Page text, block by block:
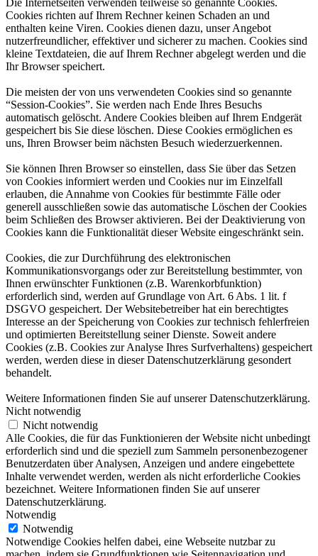
Cookies richten auf Ihrem Rechner keinen Schaden an und
enthalten keine Viren. Cookies dienen dazu, unser Angebot
nutzerfreundlicher, effektiver und sicherer zu machen. Cookies sind
kleine Textdateien, die auf Ihrem Rechner abgelegt werden und die
Ihr Browser speichert.
Die meisten der von uns verwendeten Cookies sind so genannte
“Session-Cookies”. Sie werden nach Ende Ihres Besuchs
automatisch gelöscht. Andere Cookies bleiben auf Ihrem Endgerät
gespeichert bis Sie diese löschen. Diese Cookies ermöglichen es
uns, Ihren Browser beim nächsten Besuch wiederzuerkennen.
Sie können Ihren Browser so einstellen, dass Sie über das Setzen
von Cookies informiert werden und Cookies nur im Einzelfall
erlauben, die Annahme von Cookies für bestimmte Fälle oder
generell ausschließen sowie das automatische Löschen der Cookies
beim Schließen des Browser aktivieren. Bei der Deaktivierung von
Cookies kann die Funktionalität dieser Website eingeschränkt sein.
Cookies, die zur Durchführung des elektronischen
Kommunikationsvorgangs oder zur Bereitstellung bestimmter, von
Ihnen erwünschter Funktionen (z.B. Warenkorbfunktion)
erforderlich sind, werden auf Grundlage von Art. 6 Abs. 1 lit. f
DSGVO gespeichert. Der Websitebetreiber hat ein berechtigtes
Interesse an der Speicherung von Cookies zur technisch fehlerfreien
und optimierten Bereitstellung seiner Dienste. Soweit andere
Cookies (z.B. Cookies zur Analyse Ihres Surfverhaltens) gespeichert
werden, werden diese in dieser Datenschutzerklärung gesondert
behandelt.
Weitere Informationen finden Sie auf unserer Datenschutzerklärung.
Nicht notwendig
Nicht notwendig
Alle Cookies, die für das Funktionieren der Website nicht unbedingt
erforderlich sind und die speziell zum Sammeln personenbezogener
Benutzerdaten über Analysen, Anzeigen und andere eingebettete
Inhalte verwendet werden, werden als nicht erforderliche Cookies
bezeichnet. Weitere Informationen finden Sie auf unserer
Datenschutzerklärung.
Notwendig
Notwendig
Notwendige Cookies helfen dabei, eine Webseite nutzbar zu